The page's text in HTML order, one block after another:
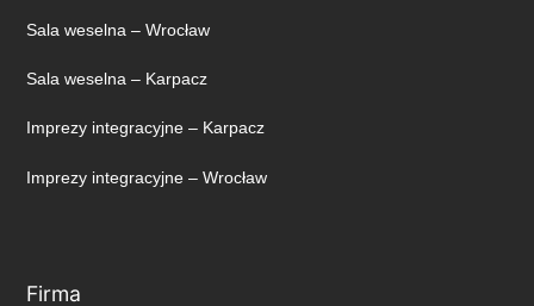
Sala weselna – Wrocław
Sala weselna – Karpacz
Imprezy integracyjne – Karpacz
Imprezy integracyjne – Wrocław
Firma